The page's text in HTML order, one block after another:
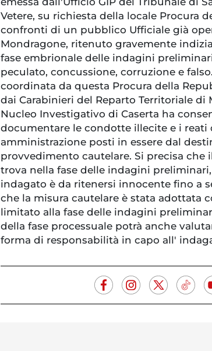
Vetere, su richiesta della locale Procura
confronti di un pubblico Ufficiale già
Mondragone, ritenuto gravemente
fase embrionale delle indagini
peculato, concussione, corruzione e
coordinata da questa Procura della
dai Carabinieri del Reparto Territoriale di
Nucleo Investigativo di Caserta ha
documentare le condotte illecite e i reati
amministrazione posti in essere dal
provvedimento cautelare. Si precisa che
trova nella fase delle indagini
indagato è da ritenersi innocente fino a
che la misura cautelare è stata adottata
limitato alla fase delle indagini
della fase processuale potrà anche
forma di responsabilità in capo all'